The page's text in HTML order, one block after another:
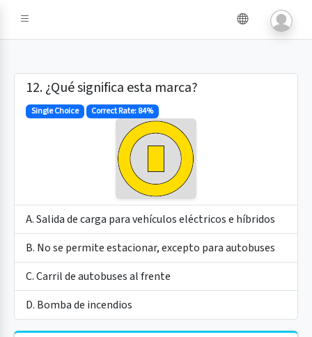
IA
12. ¿Qué significa esta marca?
Single Choice Correct Rate: 84%
A. Salida de carga para vehículos eléctricos e híbridos
B. No se permite estacionar, excepto para autobuses
C. Carril de autobuses al frente
D. Bomba de incendios